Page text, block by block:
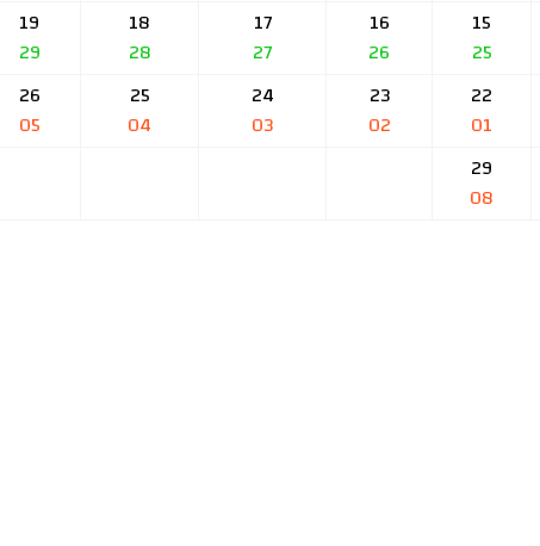
15
25
16
26
17
27
18
28
19
29
22
01
23
02
24
03
25
04
26
05
29
08